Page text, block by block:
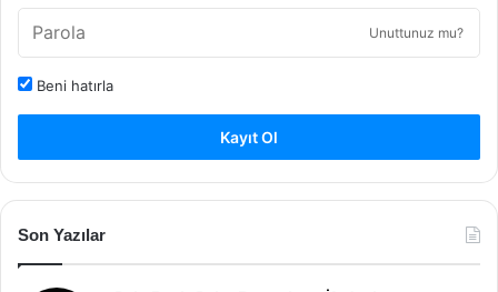
Unuttunuz mu?
Beni hatırla
Kayıt Ol
Son Yazılar